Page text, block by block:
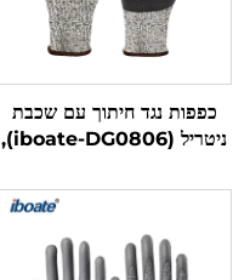
כפפות נגד חיתוך עם שכבת
ניטריל (iboate-DG0806),
תקן EN388 4244D, תקן